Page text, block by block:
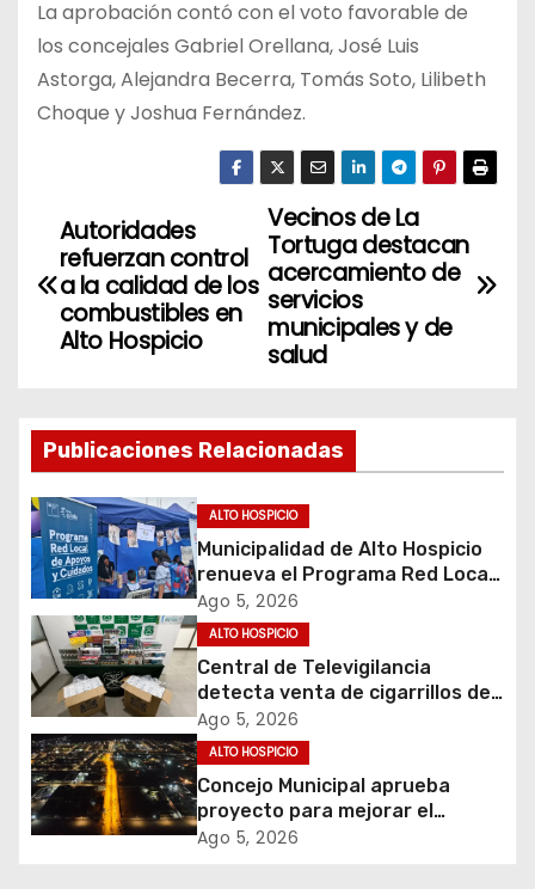
La aprobación contó con el voto favorable de
los concejales Gabriel Orellana, José Luis
Astorga, Alejandra Becerra, Tomás Soto, Lilibeth
Choque y Joshua Fernández.
N
a
g
a
c
i
ó
n
d
e
e
Vecinos de La
Tortuga destacan
acercamiento de
servicios
municipales y de
salud
Autoridades
refuerzan control
a la calidad de los
combustibles en
Alto Hospicio
Publicaciones Relacionadas
ALTO HOSPICIO
Municipalidad de Alto Hospicio
renueva el Programa Red Local
de Apoyos y Cuidados
Ago 5, 2026
ALTO HOSPICIO
Central de Televigilancia
detecta venta de cigarrillos de
contrabando y permite
incautación de más de 3 mil
cajetillas
Ago 5, 2026
ALTO HOSPICIO
Concejo Municipal aprueba
proyecto para mejorar el
alumbrado público del sector El
Ago 5, 2026